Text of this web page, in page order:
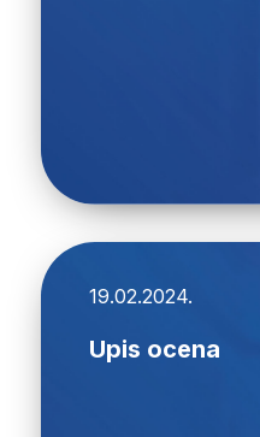
19.02.2024.
Upis ocena